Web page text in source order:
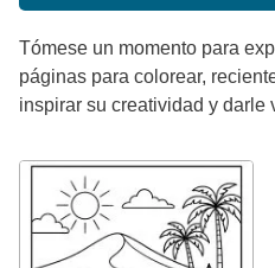
Tómese un momento para
páginas para colorear,
inspirar su creatividad y darle